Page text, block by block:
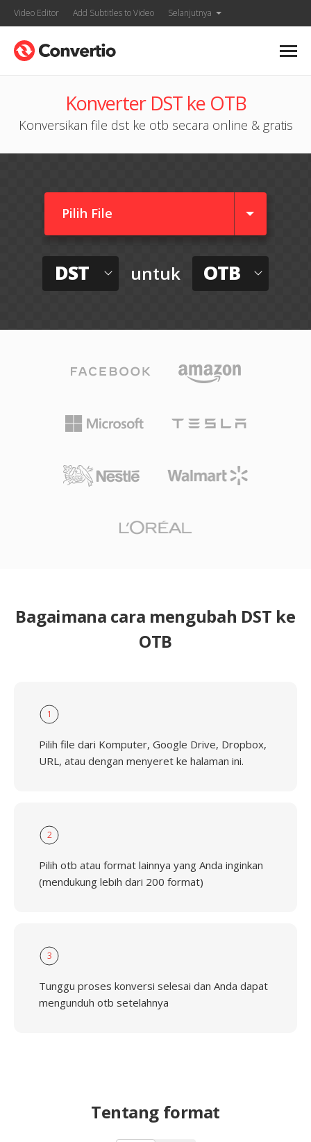
Video Editor Add Subtitles to Video Selanjutnya
Konverter DST ke OTB
Konversikan file dst ke otb secara online & gratis
Pilih File
DST untuk OTB
Bagaimana cara mengubah DST ke
OTB
1
Pilih file dari Komputer, Google Drive, Dropbox,
URL, atau dengan menyeret ke halaman ini.
2
Pilih otb atau format lainnya yang Anda inginkan
(mendukung lebih dari 200 format)
3
Tunggu proses konversi selesai dan Anda dapat
mengunduh otb setelahnya
Tentang format